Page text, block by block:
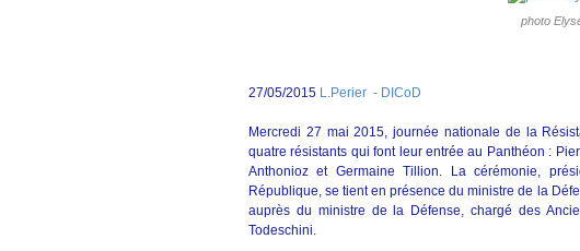
photo
27/05/2015 L.Perier - DICoD
Mercredi 27 mai 2015, journée nationale de la
quatre résistants qui font leur entrée au Panthéon :
Anthonioz et Germaine Tillion. La cérémonie,
République, se tient en présence du ministre de la
auprès du ministre de la Défense, chargé des
Todeschini.